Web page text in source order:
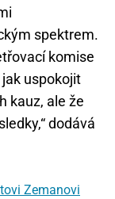
spektrem.
komise
uspokojit
kauz, ale že
dodává
Zemanovi